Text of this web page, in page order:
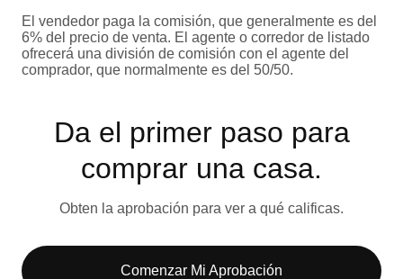
El vendedor paga la comisión, que generalmente es del
6% del precio de venta. El agente o corredor de listado
ofrecerá una división de comisión con el agente del
comprador, que normalmente es del 50/50.
Da el primer paso para
comprar una casa.​
Obten la aprobación para ver a qué calificas.
Comenzar Mi Aprobación​